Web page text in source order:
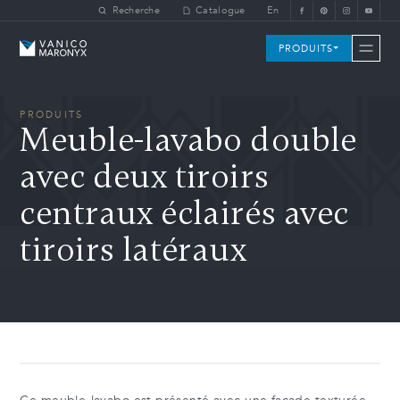
Skip to main contentRecherche Catalogue En
Vanico-Maronyx PRODUITS
PRODUITS
Meuble-lavabo double
avec deux tiroirs
centraux éclairés avec
tiroirs latéraux